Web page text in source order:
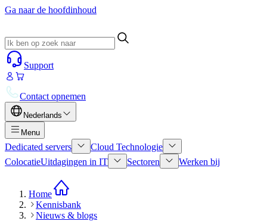
Ga naar de hoofdinhoud
Support
Contact opnemen
Nederlands
Menu
Dedicated servers
Cloud Technologie
ColocatieUitdagingen in IT Sectoren Werken bij
Home
Kennisbank
Nieuws & blogs